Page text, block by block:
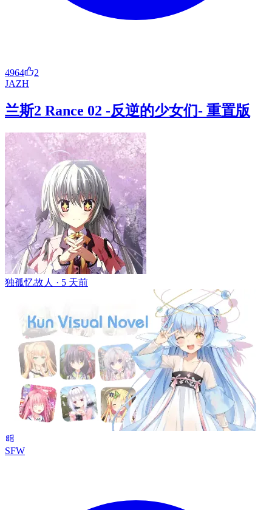
4964
2
JAZH
兰斯2 Rance 02 -反逆的少女们- 重置版
独孤忆故人 · 5 天前
SFW